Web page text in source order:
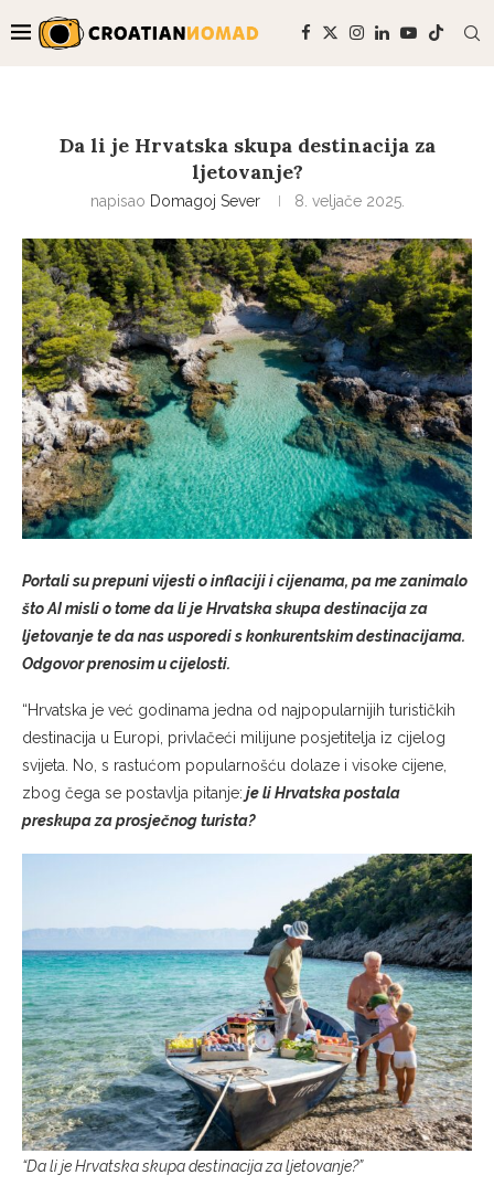
Da li je Hrvatska skupa destinacija za
ljetovanje?
napisao Domagoj Sever 8. veljače 2025.
Portali su prepuni vijesti o inflaciji i cijenama, pa me zanimalo
što AI misli o tome da li je Hrvatska skupa destinacija za
ljetovanje te da nas usporedi s konkurentskim destinacijama.
Odgovor prenosim u cijelosti.
“Hrvatska je već godinama jedna od najpopularnijih turističkih
destinacija u Europi, privlačeći milijune posjetitelja iz cijelog
svijeta. No, s rastućom popularnošću dolaze i visoke cijene,
zbog čega se postavlja pitanje: je li Hrvatska postala
preskupa za prosječnog turista?
“Da li je Hrvatska skupa destinacija za ljetovanje?”